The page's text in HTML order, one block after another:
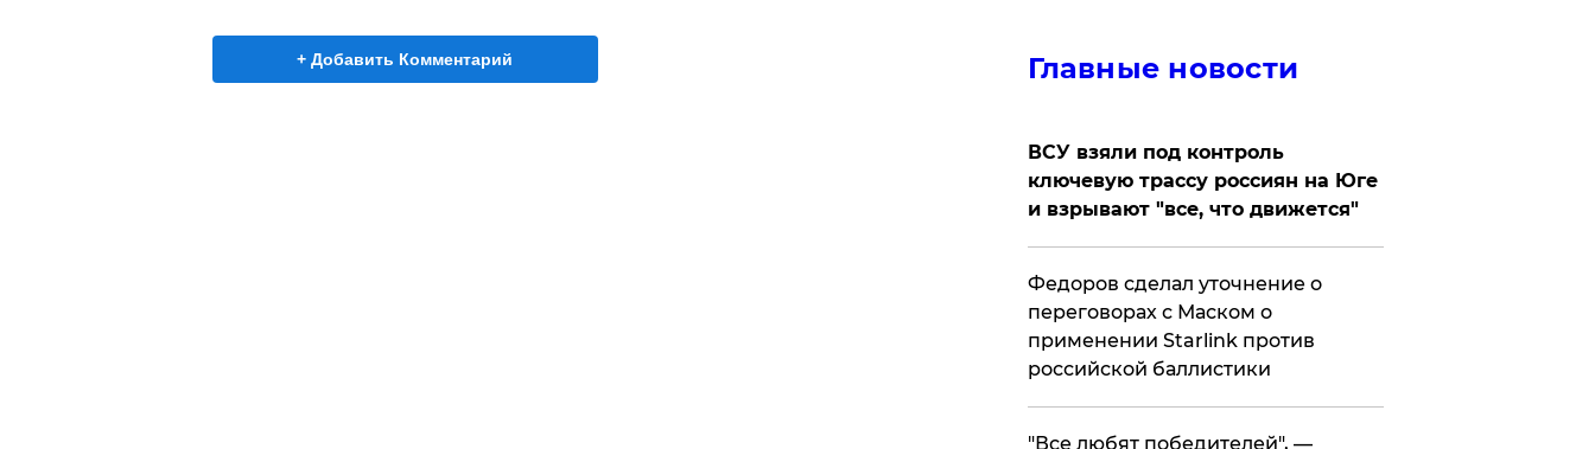
+ Добавить Комментарий Главные новости
ВСУ взяли под контроль
ключевую трассу россиян на Юге
и взрывают "все, что движется"
Федоров сделал уточнение о
переговорах с Маском о
применении Starlink против
российской баллистики
​"Все любят победителей", —